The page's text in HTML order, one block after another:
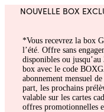
NOUVELLE BOX
*Vous recevrez la box
l’été. Offre sans
disponibles ou
box avec le code
abonnement mensuel
part, les prochains
valable sur les cartes
offres promotionnelles